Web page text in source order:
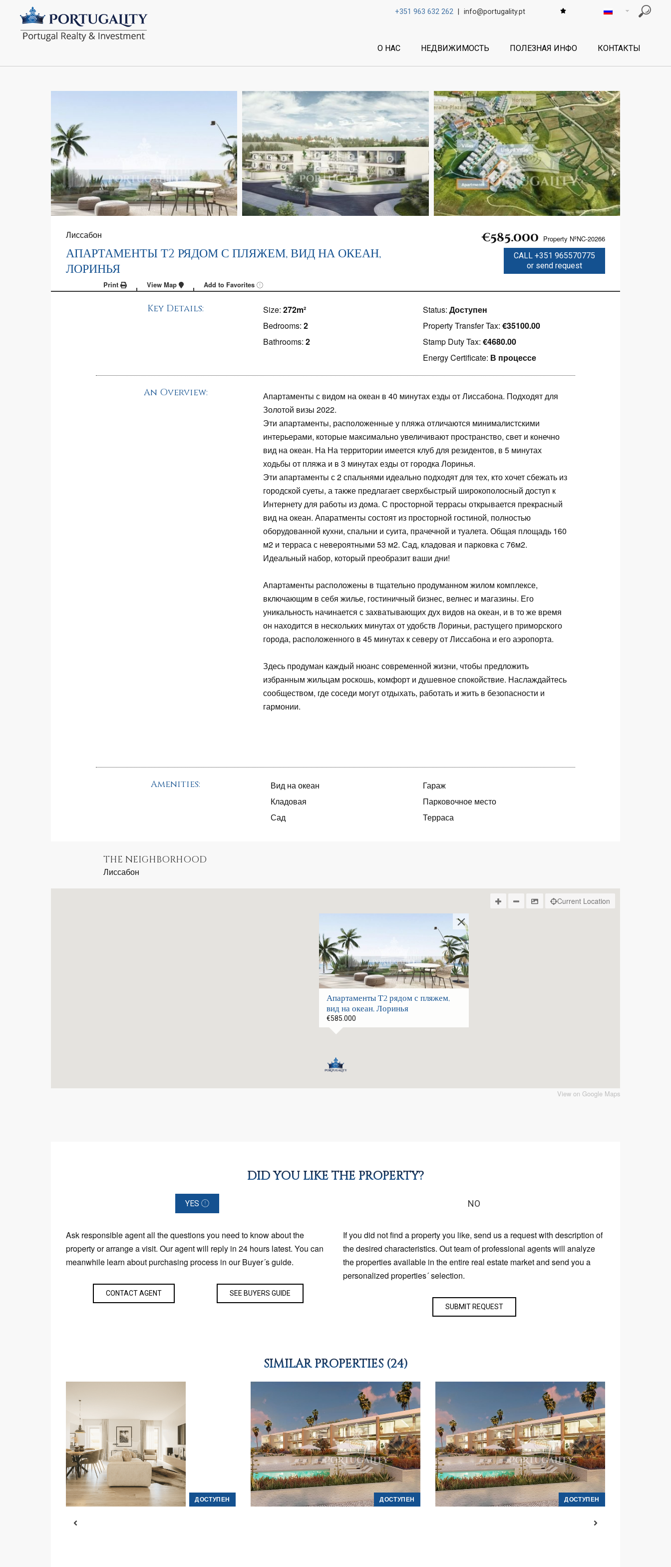
+351 963 632 262 info@portugality.pt
О НАС НЕДВИЖИМОСТЬ ПОЛЕЗНАЯ ИНФО КОНТАКТЫ
Лиссабон
АПАРТАМЕНТЫ Т2 РЯДОМ С ПЛЯЖЕМ, ВИД НА ОКЕАН,
ЛОРИНЬЯ
€585.000 Property NºNC-20266
CALL +351 965570775
or send request
Print
View Map Add to Favorites
Key Details: Size: 272m²
Bedrooms: 2
Bathrooms: 2
Status: Доступен
Property Transfer Tax: €35100.00
Stamp Duty Tax: €4680.00
Energy Certificate: В процессе
An Overview:
Апартаменты с видом на океан в 40 минутах езды от Лиссабона. Подходят для
Золотой визы 2022.
Эти апартаменты, расположенные у пляжа отличаются минималистскими
интерьерами, которые максимально увеличивают пространство, свет и конечно
вид на океан. На На территории имеется клуб для резидентов, в 5 минутах
ходьбы от пляжа и в 3 минутах езды от городка Лоринья.
Эти апартаменты с 2 спальнями идеально подходят для тех, кто хочет сбежать из
городской суеты, а также предлагает сверхбыстрый широкополосный доступ к
Интернету для работы из дома. С просторной террасы открывается прекрасный
вид на океан. Апаратменты состоят из просторной гостиной, полностью
оборудованной кухни, спальни и суита, прачечной и туалета. Общая площадь 160
м2 и терраса с невероятными 53 м2. Сад, кладовая и парковка с 76м2.
Идеальный набор, который преобразит ваши дни!
Апартаменты расположены в тщательно продуманном жилом комплексе,
включающим в себя жилье, гостиничный бизнес, велнес и магазины. Его
уникальность начинается с захватывающих дух видов на океан, и в то же время
он находится в нескольких минутах от удобств Лориньи, растущего приморского
города, расположенного в 45 минутах к северу от Лиссабона и его аэропорта.
Здесь продуман каждый нюанс современной жизни, чтобы предложить
избранным жильцам роскошь, комфорт и душевное спокойствие. Наслаждайтесь
сообществом, где соседи могут отдыхать, работать и жить в безопасности и
гармонии.
Amenities: Вид на океан
Гараж
Кладовая
Парковочное место
Сад
Терраса
THE NEIGHBORHOOD
Лиссабон
Апартаменты Т2 рядом с пляжем,
вид на океан, Лоринья
€585.000
Current Location
View on Google Maps
DID YOU LIKE THE PROPERTY?
YES
Ask responsible agent all the questions you need to know about the
property or arrange a visit. Our agent will reply in 24 hours latest. You can
meanwhile learn about purchasing process in our Buyer´s guide.
CONTACT AGENT SEE BUYERS GUIDE
NO
If you did not find a property you like, send us a request with description of
the desired characteristics. Out team of professional agents will analyze
the properties available in the entire real estate market and send you a
personalized properties´ selection.
SUBMIT REQUEST
SIMILAR PROPERTIES (24)
ДОСТУПЕН ДОСТУПЕН ДОСТУПЕН